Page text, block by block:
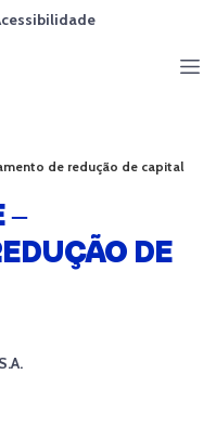
de redução de capital
–
DE